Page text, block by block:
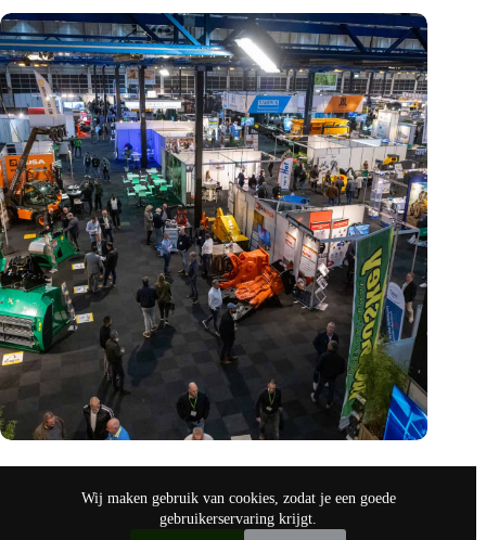
Wij maken gebruik van cookies, zodat je een goede
gebruikerservaring krijgt.
legt accent op de rol van AI
nov 9, 2024